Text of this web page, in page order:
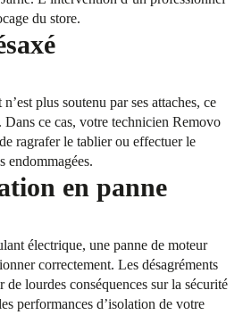
du store.
plus soutenu par ses attaches, ce
Dans ce cas, votre technicien Removo
ragrafer le tablier ou effectuer le
endommagées.
en panne
électrique, une panne de moteur
correctement. Les désagréments
de lourdes conséquences sur la sécurité
performances d’isolation de votre